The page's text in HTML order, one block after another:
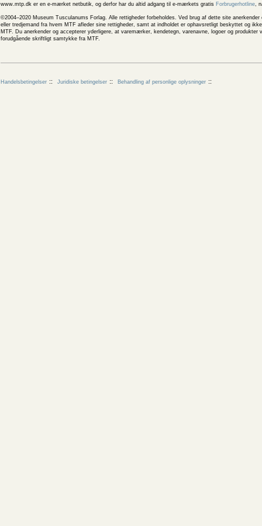
www.mtp.dk er en e-mærket netbutik, og derfor har du altid adgang til e-mærkets gratis Forbrugerhotline,
©2004–2020 Museum Tusculanums Forlag. Alle rettigheder forbeholdes. Ved brug af dette site
eller tredjemand fra hvem MTF afleder sine rettigheder, samt at indholdet er ophavsretligt beskyttet og
MTF. Du anerkender og accepterer yderligere, at varemærker, kendetegn, varenavne, logoer og
forudgående skriftligt samtykke fra MTF.
Handelsbetingelser Juridiske betingelser Behandling af personlige oplysninger